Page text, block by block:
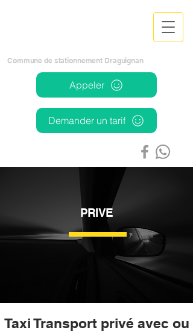
Commune de stationnement Draguignan
Appeler
Demander un tarif
PRIVE
Taxi Transport privé avec ou